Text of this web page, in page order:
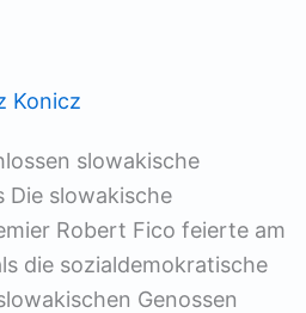
Konicz
slowakische
Die slowakische
Robert Fico feierte am
die sozialdemokratische
Genossen